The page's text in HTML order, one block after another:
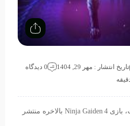
تاریخ انتشار : مهر 29, 1404
0 دیدگاه
پس از بیش از یک دهه غیبت، بازی Ninja Gaiden 4 بالاخره منتشر